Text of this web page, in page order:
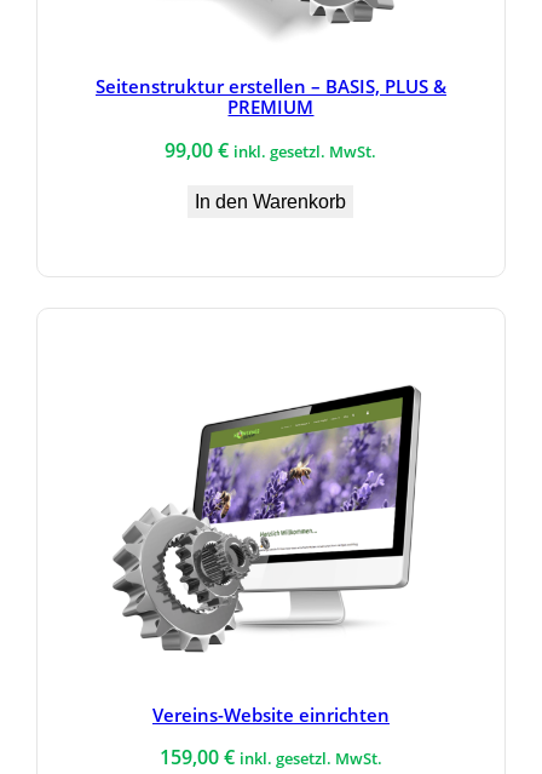
Seitenstruktur erstellen – BASIS, PLUS &
PREMIUM
99,00€ inkl. gesetzl. MwSt.
In den Warenkorb
Vereins-Website einrichten
159,00€ inkl. gesetzl. MwSt.